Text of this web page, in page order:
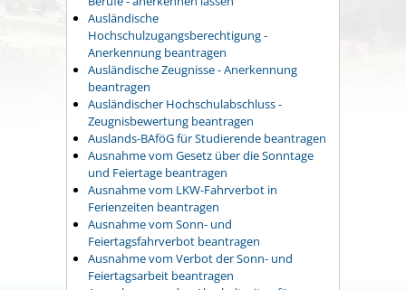
Ausländische
Hochschulzugangsberechtigung -
Anerkennung beantragen
Ausländische Zeugnisse - Anerkennung
beantragen
Ausländischer Hochschulabschluss -
Zeugnisbewertung beantragen
Auslands-BAföG für Studierende beantragen
Ausnahme vom Gesetz über die Sonntage
und Feiertage beantragen
Ausnahme vom LKW-Fahrverbot in
Ferienzeiten beantragen
Ausnahme vom Sonn- und
Feiertagsfahrverbot beantragen
Ausnahme vom Verbot der Sonn- und
Feiertagsarbeit beantragen